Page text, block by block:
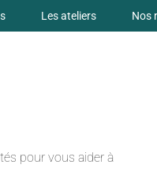
Les ateliers Nos
pour vous aider à